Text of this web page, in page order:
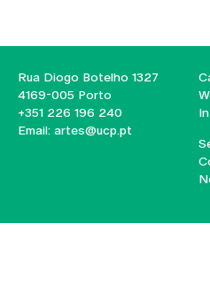
Rua Diogo Botelho 1327
4169-005 Porto
+351 226 196 240
Email: artes@ucp.pt